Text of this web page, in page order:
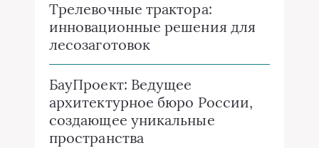
Трелевочные трактора:
инновационные решения для
лесозаготовок
БауПроект: Ведущее
архитектурное бюро России,
создающее уникальные
пространства